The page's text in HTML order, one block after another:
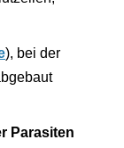
), bei der
Parasiten